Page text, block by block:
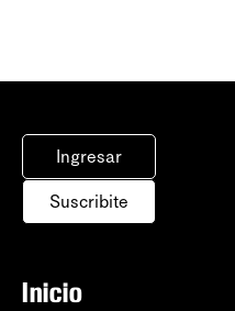
Ingresar
Suscribite
Inicio